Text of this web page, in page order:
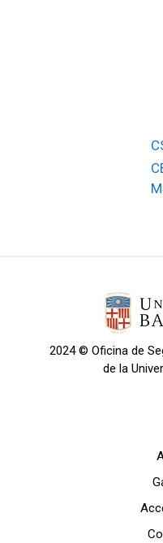
2024 © Oficina de
de la